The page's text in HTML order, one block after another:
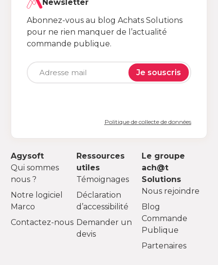
Agysoft
Qui sommes
nous ?
Notre logiciel
Marco
Contactez-nous
Ressources
utiles
Témoignages
Déclaration
d’accessibilité
Demander un
devis
Le groupe
ach@t
Solutions
Nous rejoindre
Blog
Commande
Publique
Partenaires
Newsletter
Abonnez-vous au blog Achats Solutions
pour ne rien manquer de l’actualité
commande publique.
Je souscris
Politique de collecte de données